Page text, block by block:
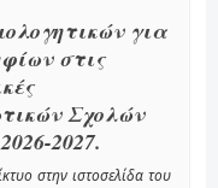
για
στις
Σχολών
2027.
στην ιστοσελίδα του